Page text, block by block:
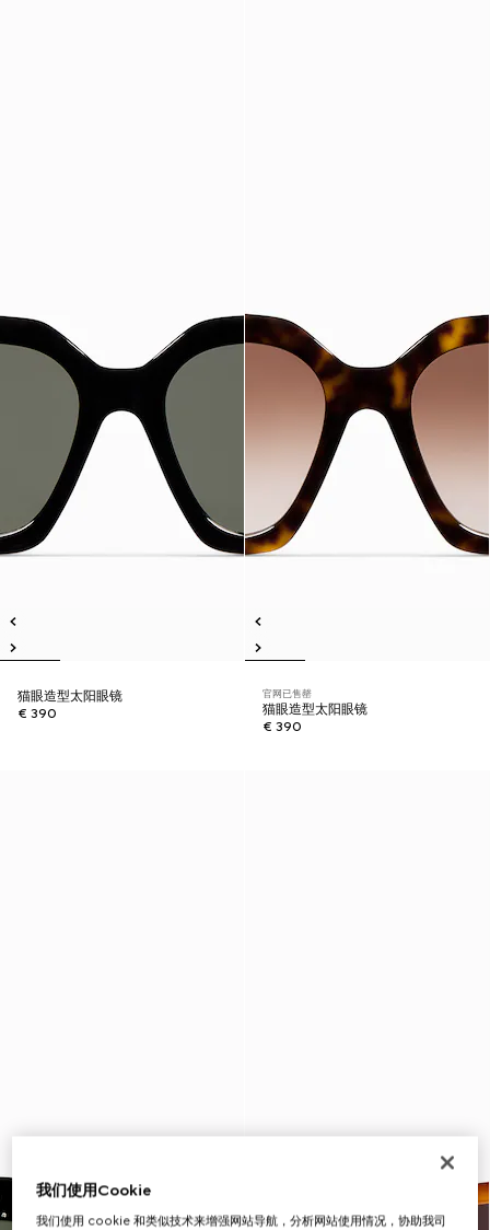
猫眼造型太阳眼镜
€ 390
官网已售罄
猫眼造型太阳眼镜
€ 390
我们使用Cookie
我们使用 cookie 和类似技术来增强网站导航，分析网站使用情况，协助我司